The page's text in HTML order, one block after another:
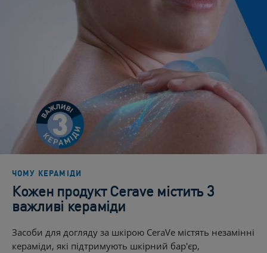
ЧОМУ КЕРАМІДИ
Кожен продукт Cerave містить 3
важливі кераміди
Засоби для догляду за шкірою CeraVe містять незамінні
кераміди, які підтримують шкірний бар'єр,